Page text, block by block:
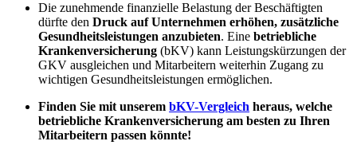
Die zunehmende finanzielle Belastung der Beschäftigten
dürfte den Druck auf Unternehmen erhöhen, zusätzliche
Gesundheitsleistungen anzubieten. Eine betriebliche
Krankenversicherung (bKV) kann Leistungskürzungen der
GKV ausgleichen und Mitarbeitern weiterhin Zugang zu
wichtigen Gesundheitsleistungen ermöglichen.
Finden Sie mit unserem bKV-Vergleich heraus, welche
betriebliche Krankenversicherung am besten zu Ihren
Mitarbeitern passen könnte!